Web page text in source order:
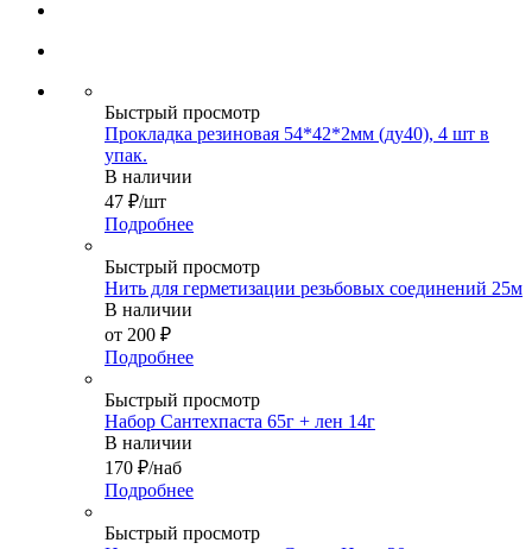
Быстрый просмотр
Прокладка резиновая 54*42*2мм (ду40), 4 шт в
упак.
В наличии
47 ₽/шт
Подробнее
Быстрый просмотр
Нить для герметизации резьбовых соединений 25м
В наличии
от 200 ₽
Подробнее
Быстрый просмотр
Набор Сантехпаста 65г + лен 14г
В наличии
170 ₽/наб
Подробнее
Быстрый просмотр